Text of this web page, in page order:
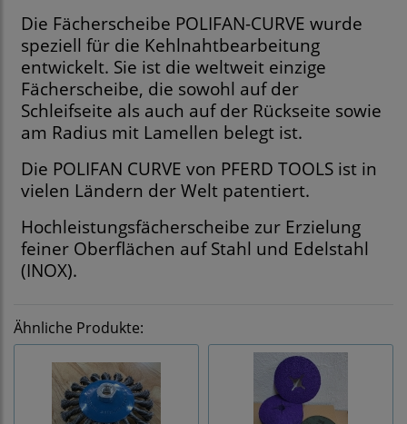
Die Fächerscheibe POLIFAN-CURVE wurde
speziell für die Kehlnahtbearbeitung
entwickelt. Sie ist die weltweit einzige
Fächerscheibe, die sowohl auf der
Schleifseite als auch auf der Rückseite sowie
am Radius mit Lamellen belegt ist.
Die POLIFAN CURVE von PFERD TOOLS ist in
vielen Ländern der Welt patentiert.
Hochleistungsfächerscheibe zur Erzielung
feiner Oberflächen auf Stahl und Edelstahl
(INOX).
Ähnliche Produkte: